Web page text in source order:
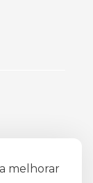
melhorar